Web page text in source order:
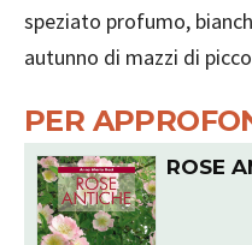
speziato profumo,
autunno di mazzi di
PER
ROSE